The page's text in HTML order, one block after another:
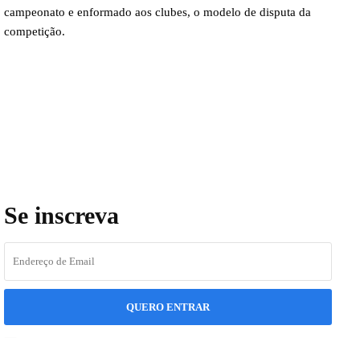
campeonato e enformado aos clubes, o modelo de disputa da
competição.
Se inscreva
QUERO ENTRAR